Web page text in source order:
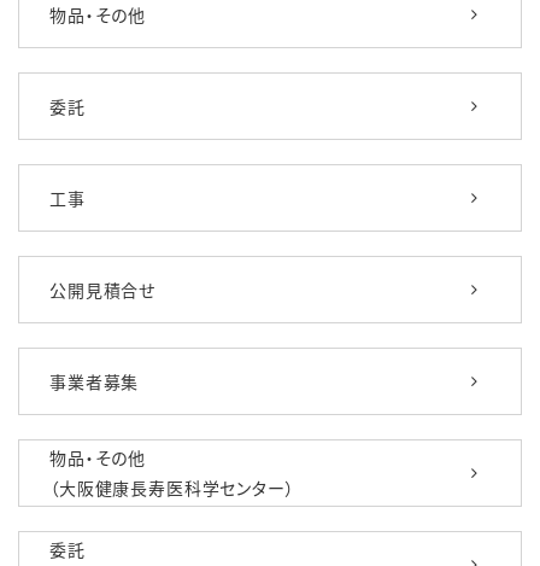
物品・その他
委託
工事
公開見積合せ
事業者募集
物品・その他
（大阪健康長寿医科学センター）
委託